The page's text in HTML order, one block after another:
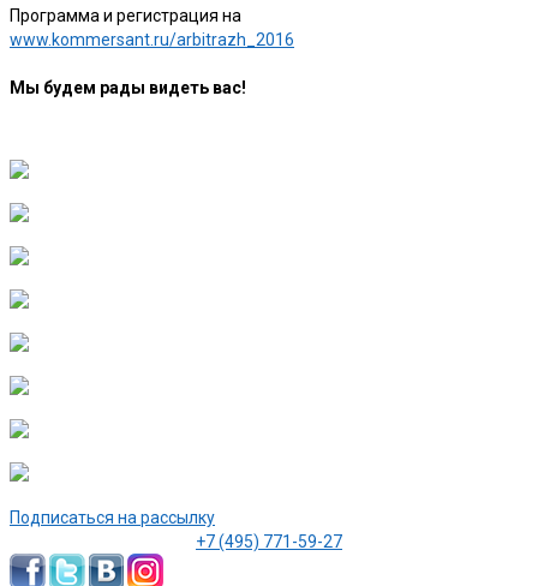
Программа и регистрация на
www.kommersant.ru/arbitrazh_2016
Мы будем рады видеть вас!
Подписаться на рассылку
+7 (495) 771-59-27